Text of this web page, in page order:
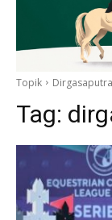
Topik Dirgasaputra
Tag: